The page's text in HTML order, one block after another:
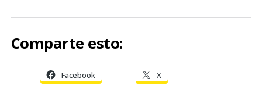
Comparte esto:
Facebook X